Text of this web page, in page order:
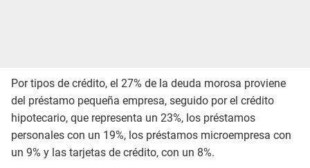
Por tipos de crédito, el 27% de la deuda morosa proviene
del préstamo pequeña empresa, seguido por el crédito
hipotecario, que representa un 23%, los préstamos
personales con un 19%, los préstamos microempresa con
un 9% y las tarjetas de crédito, con un 8%.